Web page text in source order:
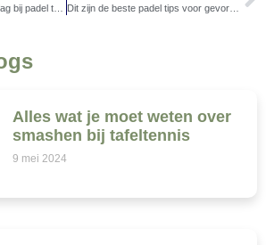
Dit zijn de beste padel tips voor gevorderden
Alles wat je moet weten over
smashen bij tafeltennis
9 mei 2024